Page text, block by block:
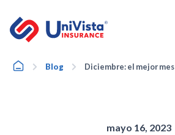
contenido
HomeBlog Diciembre: el mejor
mayo 16, 2023